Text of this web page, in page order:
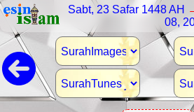
Sabt, 23 Safar 1448 AH
08,